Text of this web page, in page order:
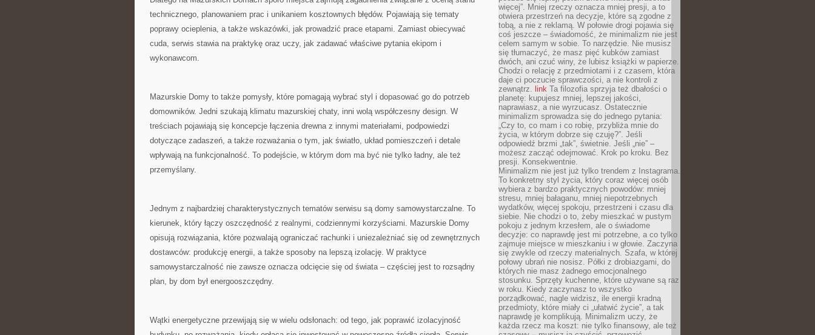
technicznego, planowaniem prac i unikaniem kosztownych błędów. Pojawiają się tematy
poprawy ocieplenia, a także wskazówki, jak prowadzić prace etapami. Zamiast obiecywać
cuda, serwis stawia na praktykę oraz uczy, jak zadawać właściwe pytania ekipom i
wykonawcom.
Mazurskie Domy to także pomysły, które pomagają wybrać styl i dopasować go do potrzeb
domowników. Jedni szukają klimatu mazurskiej chaty, inni wolą współczesny design. W
treściach pojawiają się koncepcje łączenia drewna z innymi materiałami, podpowiedzi
dotyczące zadaszeń, a także rozważania o tym, jak światło, układ pomieszczeń i detale
wpływają na funkcjonalność. To podejście, w którym dom ma być nie tylko ładny, ale też
przemyślany.
Jednym z najbardziej charakterystycznych tematów serwisu są domy samowystarczalne. To
kierunek, który łączy oszczędność z realnymi, codziennymi korzyściami. Mazurskie Domy
opisują rozwiązania, które pozwalają ograniczać rachunki i uniezależniać się od zewnętrznych
dostawców: produkcję energii, a także sposoby na lepszą izolację. W praktyce
samowystarczalność nie zawsze oznacza odcięcie się od świata – częściej jest to rozsądny
plan, by dom był energooszczędny.
Wątki energetyczne przewijają się w wielu odsłonach: od tego, jak poprawić izolacyjność
więcej”. Mniej rzeczy oznacza mniej presji, a to
otwiera przestrzeń na decyzje, które są zgodne z
tobą, a nie z reklamą. W połowie drogi pojawia się
coś jeszcze – świadomość, że minimalizm nie jest
celem samym w sobie. To narzędzie. Nie musisz
się tłumaczyć, że masz pięć kubków zamiast
dwóch, ani czuć winy, że lubisz książki w papierze.
Chodzi o relację z przedmiotami i z czasem, która
daje ci poczucie sprawczości, a nie kontroli z
zewnątrz. link Ta filozofia sprzyja też dbałości o
planetę: kupujesz mniej, lepszej jakości,
naprawiasz, a nie wyrzucasz. Ostatecznie
minimalizm sprowadza się do jednego pytania:
„Czy to, co mam i co robię, przybliża mnie do
życia, w którym dobrze się czuję?”. Jeśli
odpowiedź brzmi „tak”, świetnie. Jeśli „nie” –
możesz zacząć odejmować. Krok po kroku. Bez
presji. Konsekwentnie.
Minimalizm nie jest już tylko trendem z Instagrama.
To konkretny styl życia, który coraz więcej osób
wybiera z bardzo praktycznych powodów: mniej
stresu, mniej bałaganu, mniej niepotrzebnych
wydatków, więcej spokoju, przestrzeni i czasu dla
siebie. Nie chodzi o to, żeby mieszkać w pustym
pokoju z jednym krzesłem, ale o świadome
decyzje: co naprawdę jest mi potrzebne, a co tylko
zajmuje miejsce w mieszkaniu i w głowie. Zaczyna
się zwykle od rzeczy materialnych. Szafa, w której
połowy ubrań nie nosisz. Półki z drobiazgami, do
których nie masz żadnego emocjonalnego
stosunku. Sprzęty kuchenne, które używane są raz
w roku. Kiedy zaczynasz to wszystko
porządkować, nagle widzisz, ile energii kradną
przedmioty, które miały ci „ułatwić życie”, a tak
naprawdę je komplikują. Minimalizm uczy, że
każda rzecz ma koszt: nie tylko finansowy, ale też